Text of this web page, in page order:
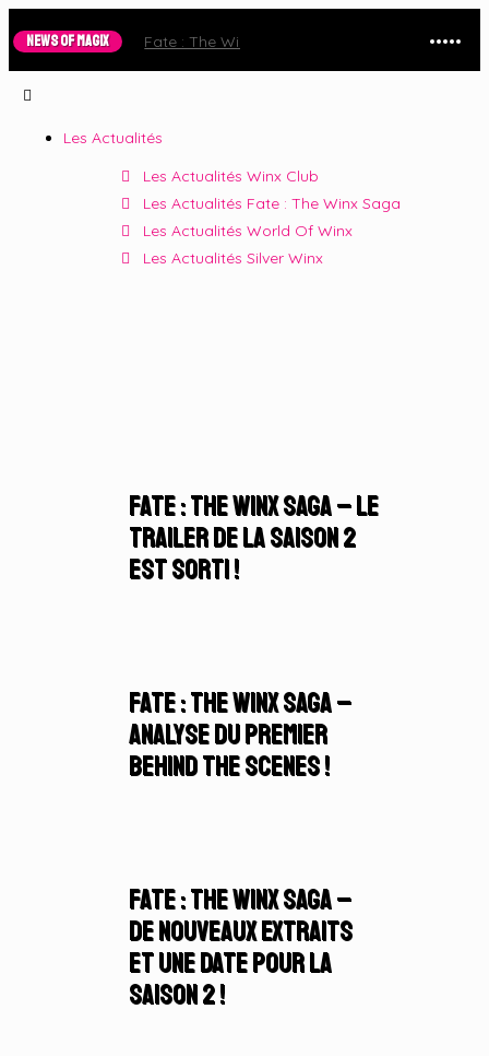
NEWS OF MAGIX Fate : The Winx Saga – Le Trailer de la Saison
Les Actualités
Les Actualités Winx Club
Les Actualités Fate : The Winx Saga
Les Actualités World Of Winx
Les Actualités Silver Winx
Fate : The Winx Saga – Le
Trailer de la Saison 2
est sorti !
Fate : The Winx Saga –
Analyse du Premier
Behind The Scenes !
Fate : The Winx Saga –
De nouveaux extraits
et une date pour la
Saison 2 !